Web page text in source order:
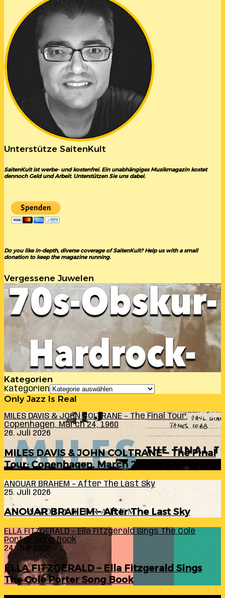
Unterstütze SaitenKult
SaitenKult ist werbe- und kostenfrei. Ein unabhängiges Musikmagazin kostet
dennoch Geld und Arbeit. Unterstützen Sie uns dabei.
Do you like in-depth, diverse coverage of SaitenKult? Help us with a small
donation to keep the magazine running.
Vergessene Juwelen
Kategorien
Kategorien
Only Jazz Is Real
MILES DAVIS & JOHN COLTRANE – The Final Tour:
Copenhagen, March 24, 1960
26. Juli 2026
MILES DAVIS & JOHN COLTRANE – The Final
Tour: Copenhagen, March 24, 1960
ANOUAR BRAHEM – After The Last Sky
25. Juli 2026
ANOUAR BRAHEM – After The Last Sky
ELLA FITZGERALD – Ella Fitzgerald Sings The Cole
Porter Song Book
24. Juli 2026
ELLA FITZGERALD – Ella Fitzgerald Sings
The Cole Porter Song Book